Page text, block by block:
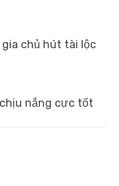
chủ hút tài lộc
nắng cực tốt